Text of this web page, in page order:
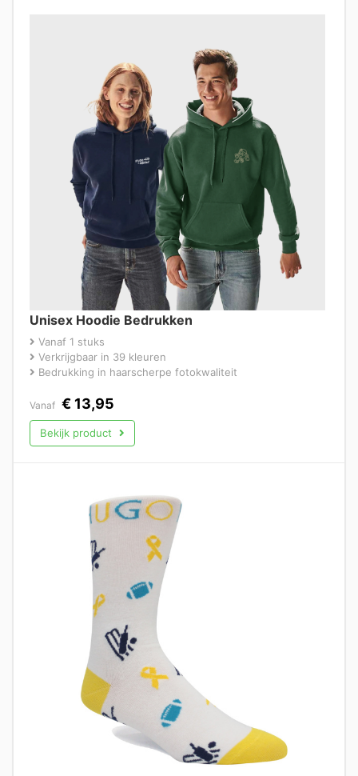
Unisex Hoodie Bedrukken
Vanaf 1 stuks
Verkrijgbaar in 39 kleuren
Bedrukking in haarscherpe fotokwaliteit
Vanaf € 13,95
Bekijk product